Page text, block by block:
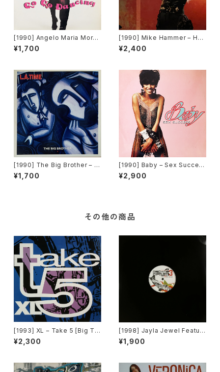
[1990] Angelo Maria Moral
es – Go Go Dancing [Radio
rama Productions]
¥1,700
[1990] Mike Hammer – Hey
Man [Time Records][TRD 1
137]
¥2,400
[1990] The Big Brother – L.
A. Time [A.Beat-C.]
¥1,700
[1990] Baby – Sex Succes
s [High Energy]
¥2,900
その他の商品
[1993] XL – Take 5 [Big Ti
me International]
¥2,300
[1998] Jayla Jewel Featuri
ng Grand Puba – I Like Wh
at U Do To Me (Remix) [Str
¥1,900